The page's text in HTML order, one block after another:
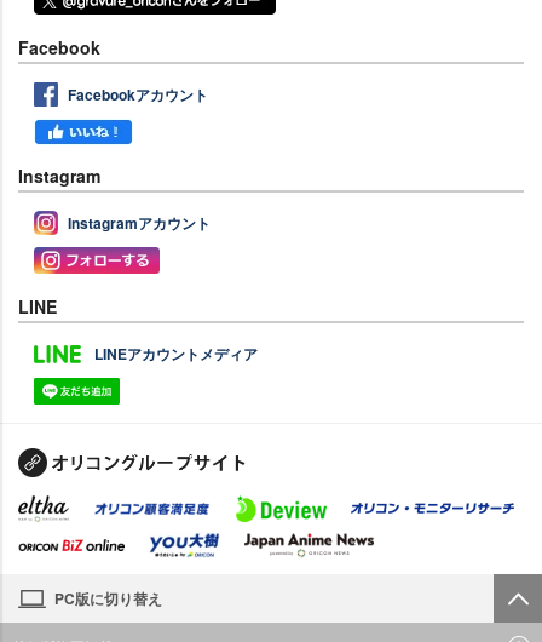
Facebook
Facebookアカウント
Instagram
Instagramアカウント
LINE
LINEアカウントメディア
PC版に切り替え